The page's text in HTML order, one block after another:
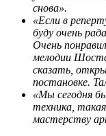
снова».
«Если в
буду очень
Очень
мелодии
сказать,
постановке.
«Мы сегодня
техника,
мастерству